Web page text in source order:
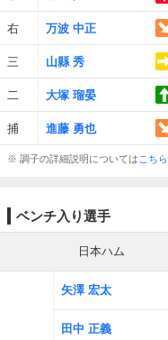
右 万波 中正
三 山縣 秀
二 大塚 瑠晏
捕 進藤 勇也
※ 調子の詳細説明については こちら
ベンチ入り選手
日本ハム
矢澤 宏太
田中 正義